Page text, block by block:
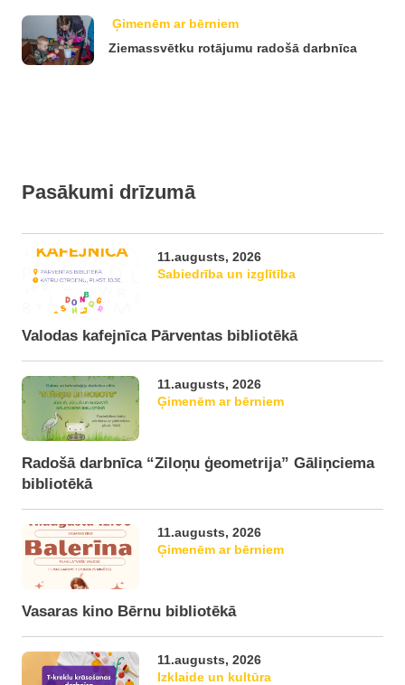
Ģimenēm ar bērniem
Ziemassvētku rotājumu radošā darbnīca
Pasākumi drīzumā
11.augusts, 2026
Sabiedrība un izglītība
Valodas kafejnīca Pārventas bibliotēkā
11.augusts, 2026
Ģimenēm ar bērniem
Radošā darbnīca “Ziloņu ģeometrija” Gāliņciema
bibliotēkā
11.augusts, 2026
Ģimenēm ar bērniem
Vasaras kino Bērnu bibliotēkā
11.augusts, 2026
Izklaide un kultūra